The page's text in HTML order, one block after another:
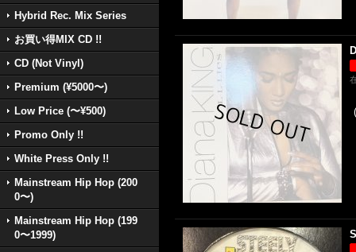
Hybrid Rec. Mix Series
お買い得MIX CD !!
CD (Not Vinyl)
Premium (¥5000〜)
Low Price (〜¥500)
Promo Only !!
White Press Only !!
Mainstream Hip Hop (200
0〜)
Mainstream Hip Hop (199
0〜1999)